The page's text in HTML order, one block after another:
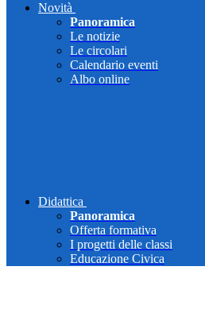
Novità
Panoramica
Le notizie
Le circolari
Calendario eventi
Albo online
Didattica
Panoramica
Offerta formativa
I progetti delle classi
Educazione Civica